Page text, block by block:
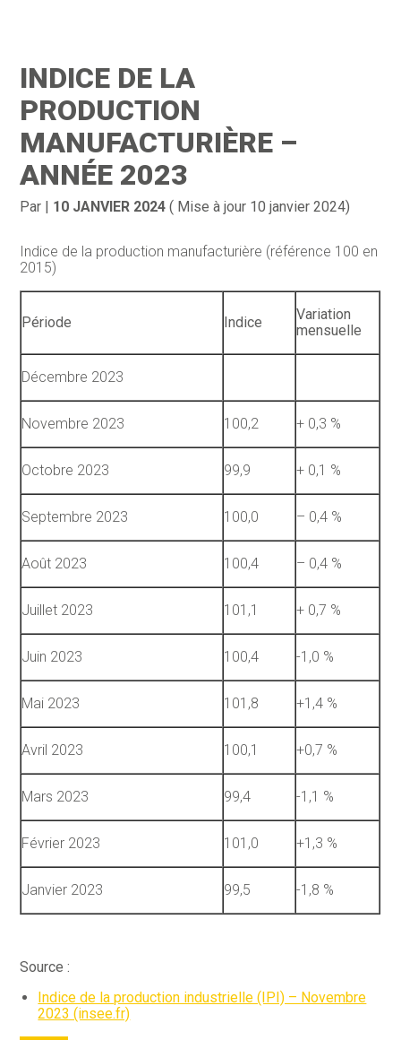
Gestion au quotidien
Pilotage d’entreprise
Entreprise en difficultés
Compta
Juridique
Documents
Dématérialisation / collecte
INDICE DE LA
PRODUCTION
MANUFACTURIÈRE –
ANNÉE 2023
Par | 10 JANVIER 2024 ( Mise à jour 10 janvier 2024)
Indice de la production manufacturière (référence 100 en
2015)
Période Indice
Variation
mensuelle
Décembre 2023
Novembre 2023 100,2 + 0,3 %
Octobre 2023 99,9 + 0,1 %
Septembre 2023 100,0 – 0,4 %
Août 2023 100,4 – 0,4 %
Juillet 2023 101,1 + 0,7 %
Juin 2023 100,4 -1,0 %
Mai 2023 101,8 +1,4 %
Avril 2023 100,1 +0,7 %
Mars 2023 99,4 -1,1 %
Février 2023 101,0 +1,3 %
Janvier 2023 99,5 -1,8 %
Source :
Indice de la production industrielle (IPI) – Novembre
2023 (insee.fr)